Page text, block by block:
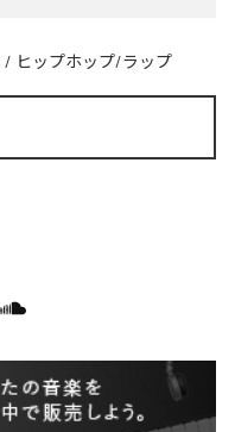
/ ヒップホップ/ラップ